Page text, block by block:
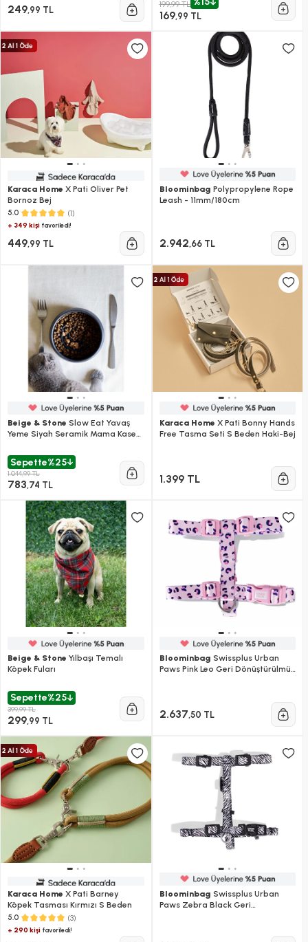
249,99 TL
199,99 TL
169,99 TL
Karaca Home X Pati Oliver Pet
Bornoz Bej
5.0 (1)
+ 349 kişi favoriledi!
449,99 TL
Bloominbag Polypropylene Rope
Leash - 11mm/180cm
2.942,66 TL
Beige & Stone Slow Eat Yavaş
Yeme Siyah Seramik Mama Kasesi
Sepette%25
1.044,99 TL
783,74 TL
Karaca Home X Pati Bonny Hands
Free Tasma Seti S Beden Haki-Bej
1.399 TL
Beige & Stone Yılbaşı Temalı
Köpek Fuları
Sepette%25
399,99 TL
299,99 TL
Bloominbag Swissplus Urban
Paws Pink Leo Geri Dönüştürülmüş
2.637,50 TL
Karaca Home X Pati Barney
Köpek Tasması Kırmızı S Beden
5.0 (3)
+ 290 kişi favoriledi!
Bloominbag Swissplus Urban
Paws Zebra Black Geri